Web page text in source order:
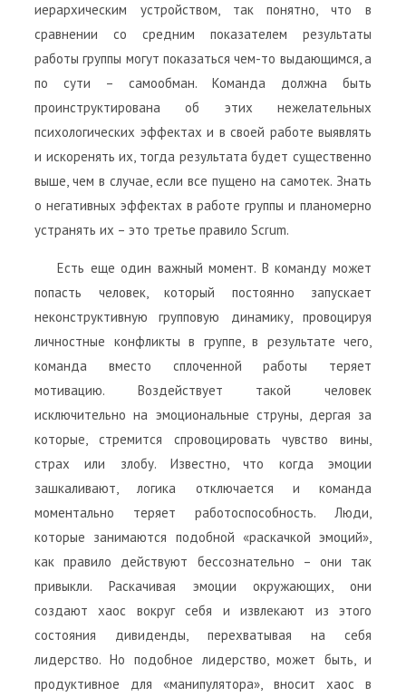
иерархическим устройством, так понятно, что в
сравнении со средним показателем результаты
работы группы могут показаться чем-то выдающимся, а
по сути – самообман. Команда должна быть
проинструктирована об этих нежелательных
психологических эффектах и в своей работе выявлять
и искоренять их, тогда результата будет существенно
выше, чем в случае, если все пущено на самотек. Знать
о негативных эффектах в работе группы и планомерно
устранять их – это третье правило Scrum.
Есть еще один важный момент. В команду может
попасть человек, который постоянно запускает
неконструктивную групповую динамику, провоцируя
личностные конфликты в группе, в результате чего,
команда вместо сплоченной работы теряет
мотивацию. Воздействует такой человек
исключительно на эмоциональные струны, дергая за
которые, стремится спровоцировать чувство вины,
страх или злобу. Известно, что когда эмоции
зашкаливают, логика отключается и команда
моментально теряет работоспособность. Люди,
которые занимаются подобной «раскачкой эмоций»,
как правило действуют бессознательно – они так
привыкли. Раскачивая эмоции окружающих, они
создают хаос вокруг себя и извлекают из этого
состояния дивиденды, перехватывая на себя
лидерство. Но подобное лидерство, может быть, и
продуктивное для «манипулятора», вносит хаос в